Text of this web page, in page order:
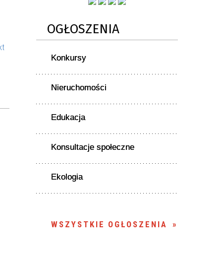
OGŁOSZENIA
Konkursy
Nieruchomości
Edukacja
Konsultacje społeczne
Ekologia
WSZYSTKIE OGŁOSZENIA